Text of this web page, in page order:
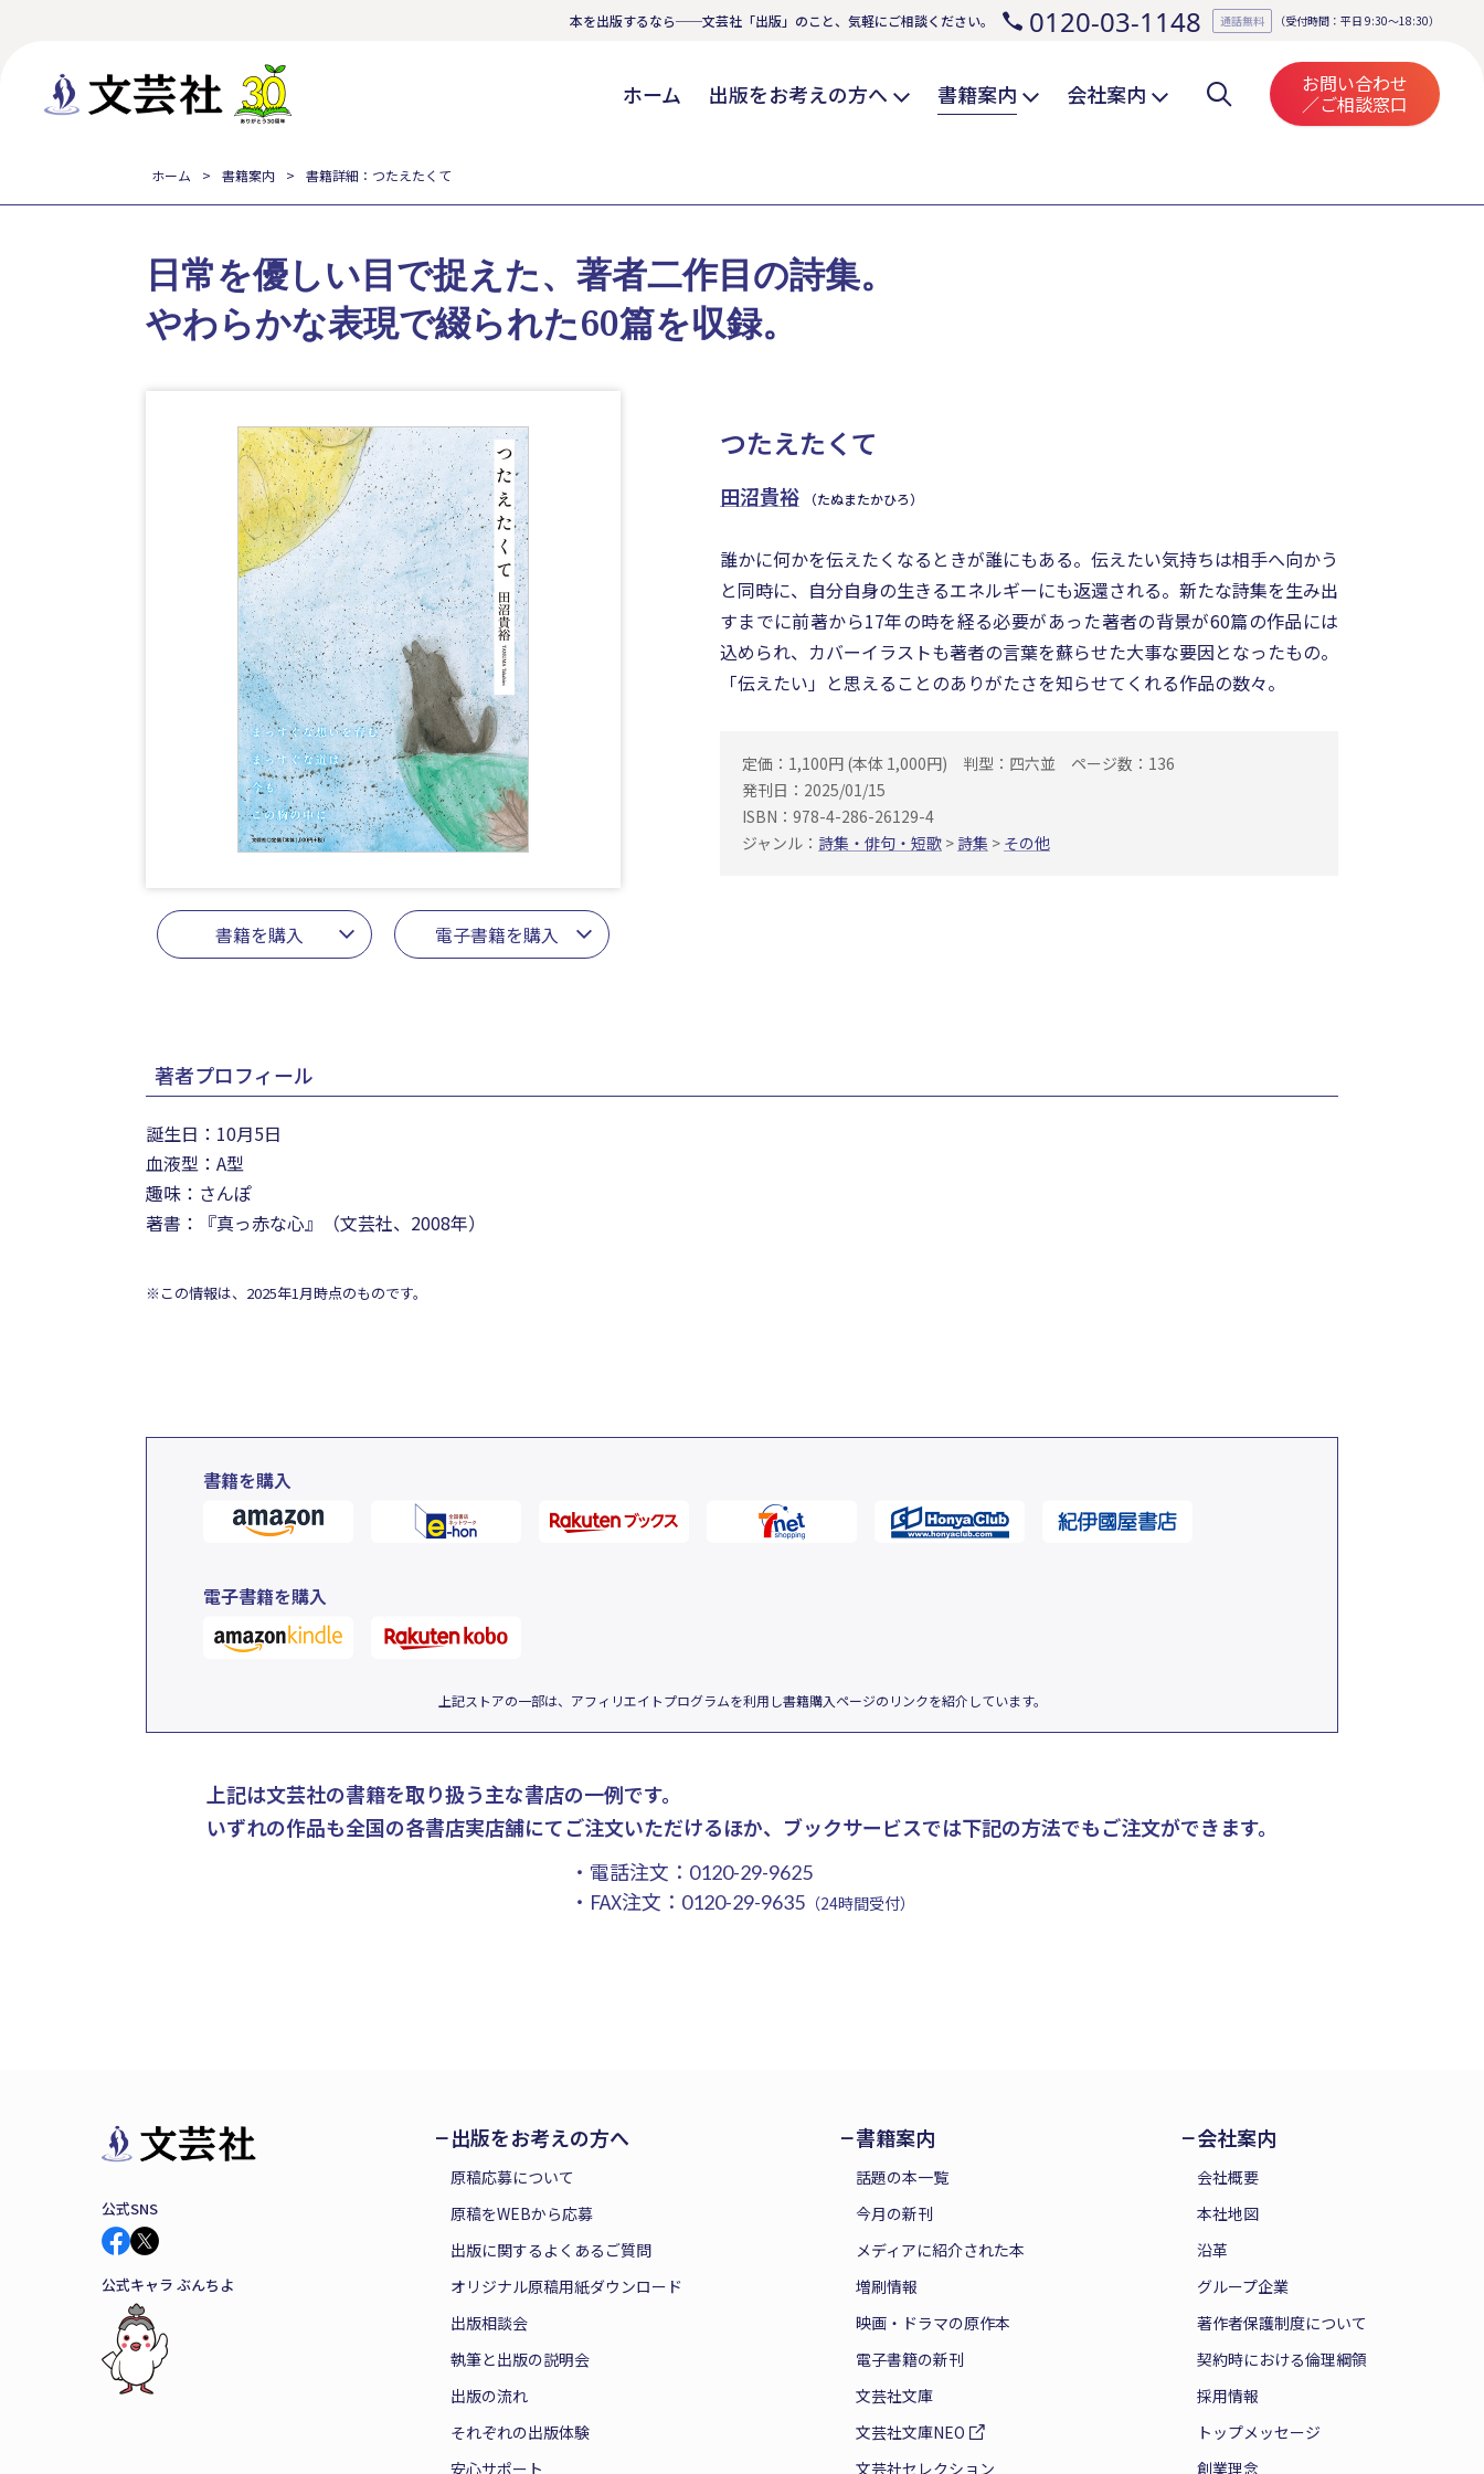
本を出版するなら──文芸社「出版」のこと、気軽にご相談ください。 0120-03-1148 通話無料 （受付時間：平日 9:30～18:30）
ホーム 出版をお考えの方へ 書籍案内 会社案内 お問い合わせ
／ご相談窓口
ホーム 書籍案内 書籍詳細：つたえたくて
つたえたくて
田沼貴裕 （たぬまたかひろ）
書籍を購入 電子書籍を購入
日常を優しい目で捉えた、著者二作目の詩集。
やわらかな表現で綴られた60篇を収録。
誰かに何かを伝えたくなるときが誰にもある。伝えたい気持ちは相手へ向かう
と同時に、自分自身の生きるエネルギーにも返還される。新たな詩集を生み出
すまでに前著から17年の時を経る必要があった著者の背景が60篇の作品には
込められ、カバーイラストも著者の言葉を蘇らせた大事な要因となったもの。
「伝えたい」と思えることのありがたさを知らせてくれる作品の数々。
定価：1,100円 (本体 1,000円) 判型：四六並
ページ数：136
発刊日：2025/01/15
ISBN：978-4-286-26129-4
ジャンル： 詩集・俳句・短歌 > 詩集 > その他
著者プロフィール
誕生日：10月5日
血液型：A型
趣味：さんぽ
著書：『真っ赤な心』（文芸社、2008年）
※この情報は、2025年1月時点のものです。
書籍を購入
電子書籍を購入
上記ストアの一部は、アフィリエイトプログラムを利用し書籍購入ページのリンクを紹介しています。
上記は文芸社の書籍を取り扱う主な書店の一例です。
いずれの作品も全国の各書店実店舗にてご注文いただけるほか、ブックサービスでは下記の方法でもご注文ができます。
・電話注文： 0120-29-9625
・FAX注文： 0120-29-9635（24時間受付）
公式SNS
公式キャラ ぶんちよ
出版をお考えの方へ
原稿応募について
原稿をWEBから応募
出版に関するよくあるご質問
オリジナル原稿用紙ダウンロード
出版相談会
執筆と出版の説明会
出版の流れ
それぞれの出版体験
安心サポート
書籍案内
話題の本一覧
今月の新刊
メディアに紹介された本
増刷情報
映画・ドラマの原作本
電子書籍の新刊
文芸社文庫
文芸社文庫NEO
文芸社セレクション
会社案内
会社概要
本社地図
沿革
グループ企業
著作者保護制度について
契約時における倫理綱領
採用情報
トップメッセージ
創業理念